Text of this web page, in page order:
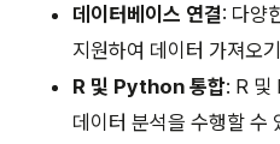
데이터베이스 연결: 다양
지원하여 데이터 가져오
R 및 Python 통합: R 및
데이터 분석을 수행할 수